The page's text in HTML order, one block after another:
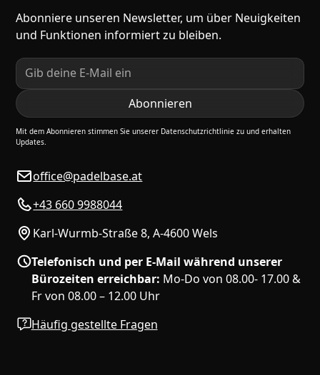
Abonniere unseren Newsletter, um über Neuigkeiten
und Funktionen informiert zu bleiben.
Mit dem Abonnieren stimmen Sie unserer Datenschutzrichtlinie zu und erhalten
Updates.
office@padelbase.at
+43 660 9988044
Karl-Wurmb-Straße 8, A-4600 Wels
Telefonisch und per E-Mail während unserer
Bürozeiten erreichbar: Mo-Do von 08.00- 17.00 &
Fr von 08.00 – 12.00 Uhr
Häufig gestellte Fragen